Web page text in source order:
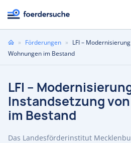
Sie
sind
» Förderungen » LFI –
Wohnungen im Bestand
LFI –
Instandsetzung
im Bestand
Das Landesförderinstitut